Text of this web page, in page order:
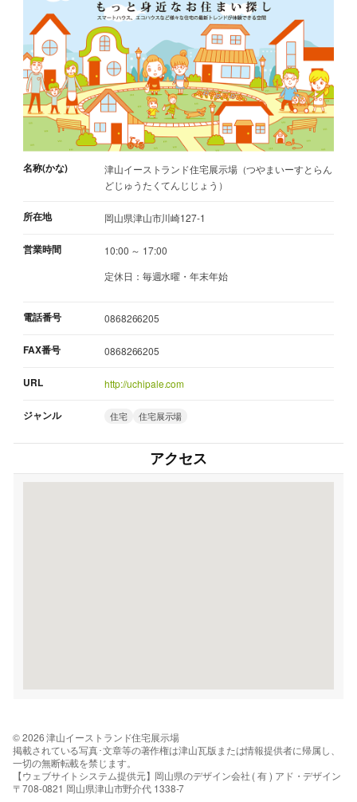
名称(かな)
津山イーストランド住宅展示場（つやまいーすとらん
どじゅうたくてんじじょう）
所在地 岡山県津山市川崎127-1
営業時間
10:00 ～ 17:00
定休日：毎週水曜・年末年始
電話番号 0868266205
FAX番号 0868266205
URL http://uchipale.com
ジャンル 住宅 住宅展示場
アクセス
© 2026 津山イーストランド住宅展示場
掲載されている写真･文章等の著作権は津山瓦版または情報提供者に帰属し、
一切の無断転載を禁じます。
【ウェブサイトシステム提供元】岡山県のデザイン会社 ( 有 ) アド・デザイン
〒708-0821 岡山県津山市野介代 1338-7